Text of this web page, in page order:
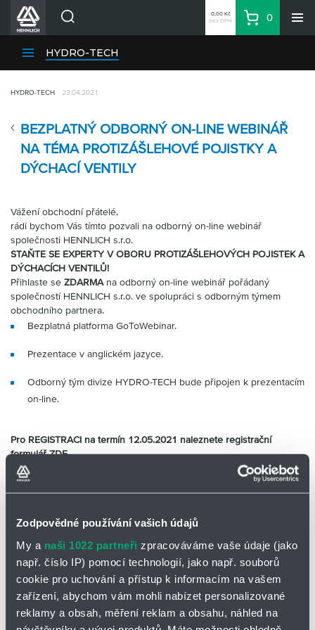
Zodpovědné používání vašich údajů
My a naši 1022 partneři zpracováváme vaše údaje (jako
např. číslo IP) pomocí technologií, jako např. souborů
cookie pro uchování a přístup k informacím na vašem
zařízení, abychom vám mohli nabízet personalizované
reklamy a obsah, měření reklam a obsahu, náhled na
Divize HENNLICH
Aktuality
Kariéra
O firmě
CS
Přihlásit se
CZK
Nákupní seznam
Partner Zone
0,00 Kč
bez DPH
Košík
0
HYDRO-TECH
BEZPLATNÝ ODBORNÝ ON-LINE WEBINÁŘ
NA TÉMA PROTIZÁŠLEHOVÉ POJISTKY A
DÝCHACÍ VENTILY
HYDRO-TECH 23.04.2021
Vážení obchodní přátelé,
rádi bychom Vás tímto pozvali na odborný on-line webinář
společnosti HENNLICH s.r.o.
STAŇTE SE EXPERTY V OBORU PROTIZÁŠLEHOVÝCH POJISTEK A
DÝCHACÍCH VENTILŮ!
Přihlaste se ZDARMAna odborný on-line webinář pořádaný
společností HENNLICH s.r.o. ve spolupráci s odborným týmem
obchodního partnera.
Bezplatná platforma GoToWebinar.
Prezentace v anglickém jazyce.
Odborný tým divize HYDRO-TECH bude připojen k prezentacím
on-line.
Pro REGISTRACI na termín 12.05.2021 naleznete registrační
formulářZDE.
ProREGISTRACI na termín
09.06.2021 naleznete registrační
formulářZDE. Budeme rádi, když informaci o webináři předáte i
zajímat.V případě jakýchkoliv dotazů k webináři neváhejte
telefonicky na 416 711 919
emailem
kontaktním formulářem